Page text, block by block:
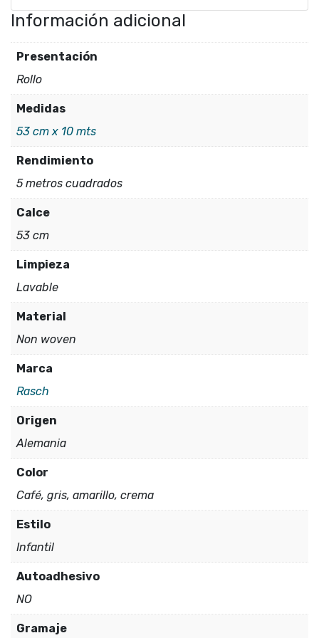
301878
KIDS
cantidad
Información adicional
Presentación
Rollo
Medidas
53 cm x 10 mts
Rendimiento
5 metros cuadrados
Calce
53 cm
Limpieza
Lavable
Material
Non woven
Marca
Rasch
Origen
Alemania
Color
Café, gris, amarillo, crema
Estilo
Infantil
Autoadhesivo
NO
Gramaje